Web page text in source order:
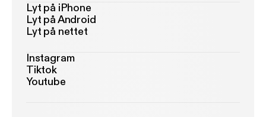
Lyt på iPhone
Lyt på Android
Lyt på nettet
Instagram
Tiktok
Youtube